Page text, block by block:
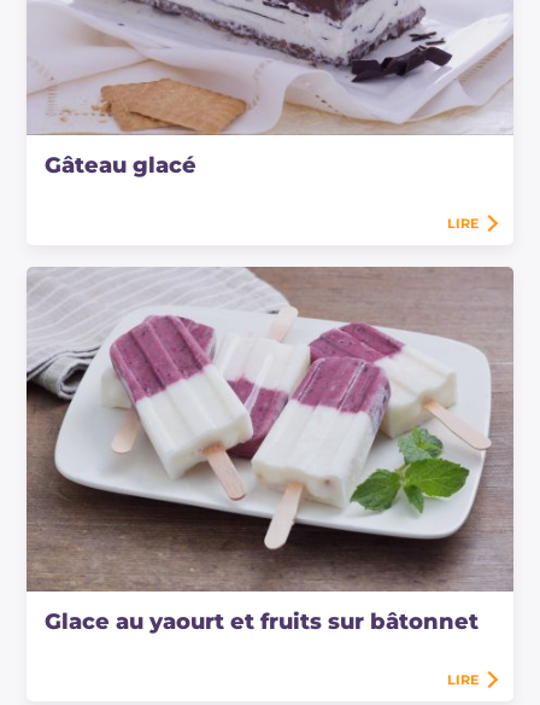
Gâteau glacé
LIRE
Glace au yaourt et fruits sur bâtonnet
LIRE